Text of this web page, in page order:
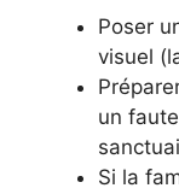
Poser
visuel
un
Si la